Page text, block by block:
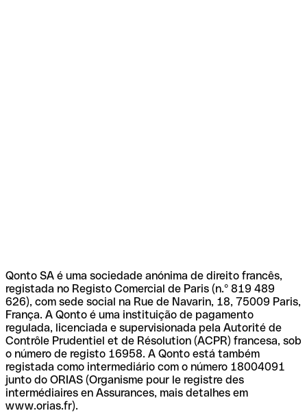
Qonto SA é uma sociedade anónima de direito francês,
registada no Registo Comercial de Paris (n.º 819 489
626), com sede social na Rue de Navarin, 18, 75009 Paris,
França. A Qonto é uma instituição de pagamento
regulada, licenciada e supervisionada pela Autorité de
Contrôle Prudentiel et de Résolution (ACPR) francesa, sob
o número de registo 16958. A Qonto está também
registada como intermediário com o número 18004091
junto do ORIAS (Organisme pour le registre des
intermédiaires en Assurances, mais detalhes em
www.orias.fr).